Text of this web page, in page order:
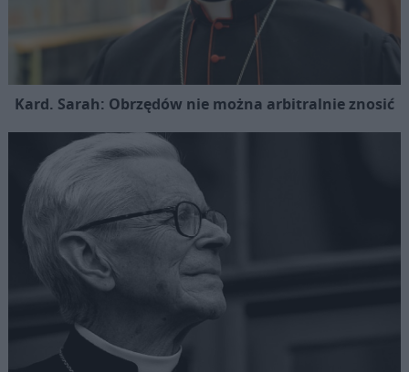
Kard. Sarah: Obrzędów nie można arbitralnie znosić